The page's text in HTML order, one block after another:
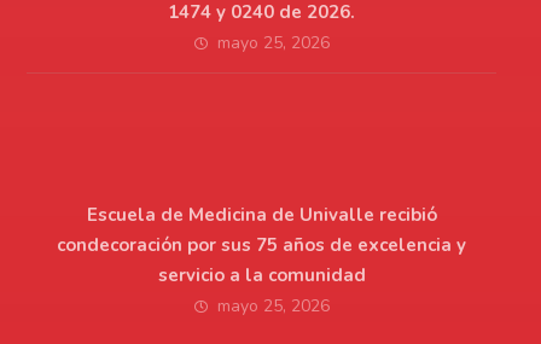
1474 y 0240 de 2026.
mayo 25, 2026
Escuela de Medicina de Univalle recibió
condecoración por sus 75 años de excelencia y
servicio a la comunidad
mayo 25, 2026